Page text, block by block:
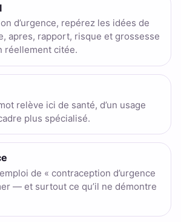
d’urgence, repérez les idées de
apres, rapport, risque et grossesse
réellement citée.
relève ici de santé, d’un usage
plus spécialisé.
de « contraception d’urgence
— et surtout ce qu’il ne démontre